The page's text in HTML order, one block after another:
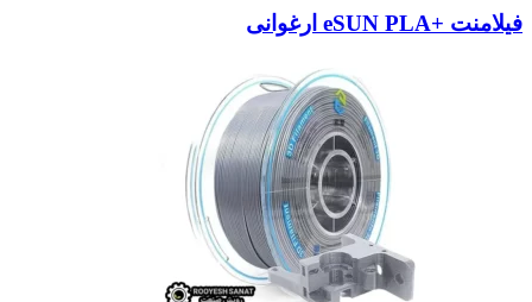
فیلامنت +eSUN PLA ارغوانی